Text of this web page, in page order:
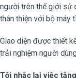
người trên thế giới sử
thân thiện với bộ máy
Giao diện được thiết
trải nghiệm người
Tôi nhắc lại việc